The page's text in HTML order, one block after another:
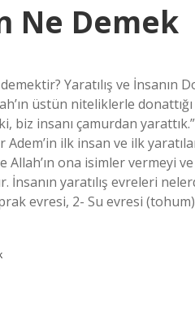
Ne Demek
Yaratılış ve İnsanın
üstün niteliklerle
biz insanı çamurdan
ilk insan ve ilk
Allah’ın ona isimler vermeyi
yaratılış evreleri
evresi, 2- Su evresi